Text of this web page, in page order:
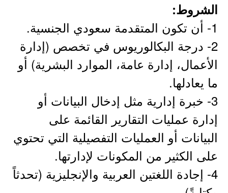
الشروط:
1- أن تكون المتقدمة سعودي الجنسية.
2- درجة البكالوريوس في تخصص (إدارة
الأعمال، إدارة عامة، الموارد البشرية) أو
ما يعادلها.
3- خبرة إدارية مثل إدخال البيانات أو
إدارة عمليات التقارير القائمة على
البيانات أو العمليات التفصيلية التي تحتوي
على الكثير من المكونات لإدارتها.
4- إجادة اللغتين العربية والإنجليزية (تحدثاً